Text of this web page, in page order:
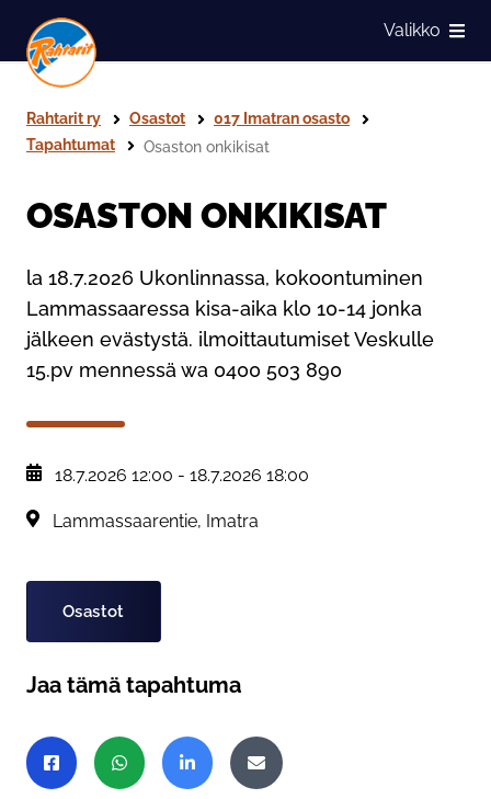
Siirry sivun sisältöön
Näytä
Valikko
Rahtarit ry Osastot
017 Imatran osasto
Tapahtumat
Osaston onkikisat
OSASTON ONKIKISAT
la 18.7.2026 Ukonlinnassa, kokoontuminen
Lammassaaressa kisa-aika klo 10-14 jonka
jälkeen evästystä. ilmoittautumiset Veskulle
15.pv mennessä wa 0400 503 890
, Tapahtumapäivä:
18.7.2026 12:00 - 18.7.2026 18:00
Alue:Lammassaarentie, Imatra
Tagit
Osastot
Jaa tämä tapahtuma
Jaa sivu
Jaa Facebookissa
Jaa WhatsAppissa
Jaa LinkedInissäJaa sähköpostitse